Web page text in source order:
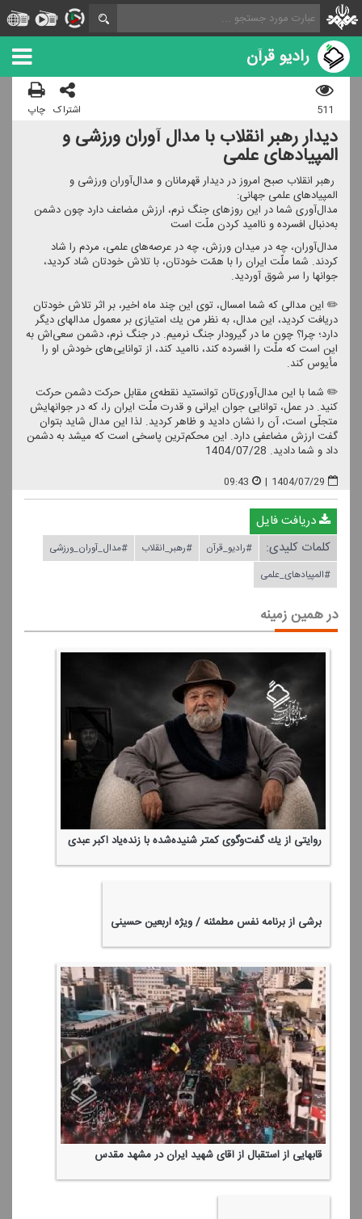
رادیو قرآن
511 اشتراک چاپ
دیدار رهبر انقلاب با مدال آوران ورزشی و
المپیادهای علمی
️ رهبر انقلاب صبح امروز در دیدار قهرمانان و مدال‌آوران ورزشی و
المپیادهای علمی جهانی:
مدال‌آوری شما در این روزهای جنگ نرم، ارزش مضاعف دارد چون دشمن
به‌دنبال افسرده و ناامید كردن ملّت است
مدا‌ل‌آوران، چه در میدان ورزش، چه در عرصه‌های علمی، مردم را شاد
كردند. شما ملّت ایران را با همّت خودتان، با تلاش خودتان شاد كردید،
جوانها را سر شوق آوردید.
✏️ این مدالی كه شما امسال، توی این چند ماه اخیر، بر اثر تلاش خودتان
دریافت كردید، این مدال، به نظر من یك امتیازی بر معمول مدالهای دیگر
دارد؛ چرا؟ چون ما در گیرودار جنگ نرمیم. در جنگ نرم، دشمن سعی‌اش به
این است كه ملّت را افسرده كند، ناامید كند، از توانایی‌های خودش او را
مأیوس كند.
✏️ شما با این مدال‌آوری‌تان توانستید نقطه‌ی مقابل حركت دشمن حركت
كنید. در عمل، توانایی جوان ایرانی و قدرت ملّت ایران را، كه در جوانهایش
متجلّی است، آن را نشان دادید و ظاهر كردید. لذا این مدال شاید بتوان
گفت ارزش مضاعفی دارد. این محكم‌ترین پاسخی است كه میشد به دشمن
داد و شما دادید. 1404/07/28
1404/07/29
|
09:43
دریافت فایل
کلمات کلیدی:
#رادیو_قرآن #رهبر_انقلاب
#مدال_آوران_ورزشی
#المپیادهای_علمی
در همین زمینه
روایتی از یك گفت‌وگوی كمتر شنیده‌شده با زنده‌یاد اكبر عبدی
برشی از برنامه نفس مطمئنه / ویژه اربعین حسینی
قابهایی از استقبال از آقای شهید ایران در مشهد مقدس